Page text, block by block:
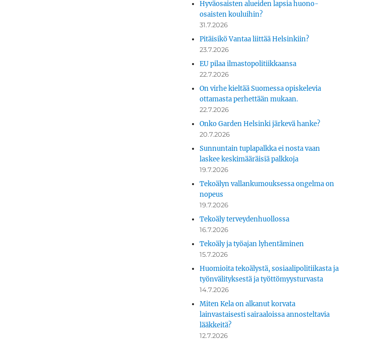
Hyväosaisten alueiden lapsia huono-
osaisten kouluihin?
31.7.2026
Pitäisikö Vantaa liittää Helsinkiin?
23.7.2026
EU pilaa ilmastopolitiikkaansa
22.7.2026
On virhe kieltää Suomessa opiskelevia
ottamasta perhettään mukaan.
22.7.2026
Onko Garden Helsinki järkevä hanke?
20.7.2026
Sunnuntain tuplapalkka ei nosta vaan
laskee keskimääräisiä palkkoja
19.7.2026
Tekoälyn vallankumouksessa ongelma on
nopeus
19.7.2026
Tekoäly terveydenhuollossa
16.7.2026
Tekoäly ja työajan lyhentäminen
15.7.2026
Huomioita tekoälystä, sosiaalipolitiikasta ja
työnvälityksestä ja työttömyysturvasta
14.7.2026
Miten Kela on alkanut korvata
lainvastaisesti sairaaloissa annosteltavia
lääkkeitä?
12.7.2026